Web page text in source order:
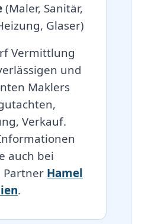
(Maler, Sanitär,
Glaser)
Vermittlung
und
Maklers
Verkauf.
auch bei
Partner Hamel
.